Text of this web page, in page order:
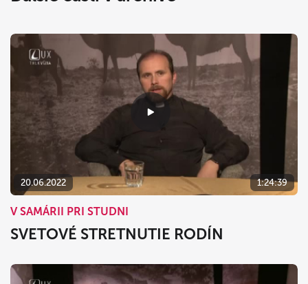
20.06.2022 1:24:39
V SAMÁRII PRI STUDNI
SVETOVÉ STRETNUTIE RODÍN